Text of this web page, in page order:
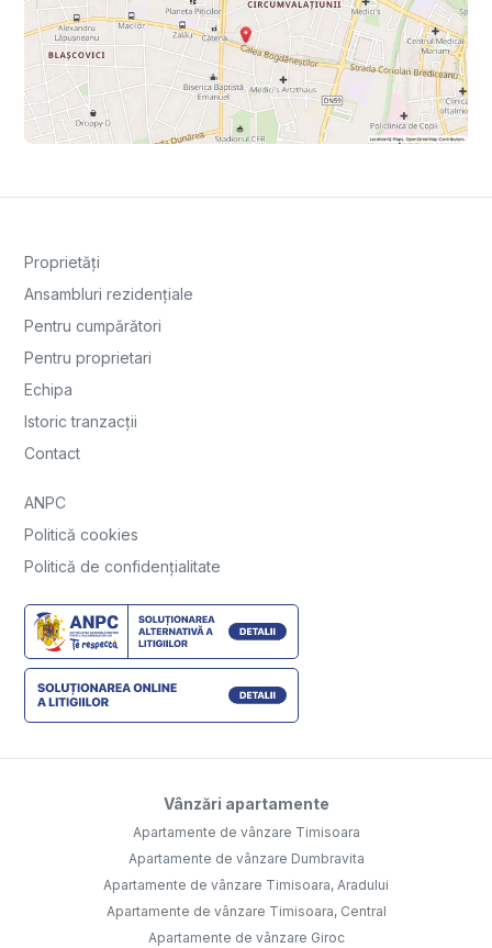
Proprietăți
Ansambluri rezidențiale
Pentru cumpărători
Pentru proprietari
Echipa
Istoric tranzacții
Contact
ANPC
Politică cookies
Politică de confidențialitate
Vânzări apartamente
Apartamente de vânzare Timisoara
Apartamente de vânzare Dumbravita
Apartamente de vânzare Timisoara, Aradului
Apartamente de vânzare Timisoara, Central
Apartamente de vânzare Giroc